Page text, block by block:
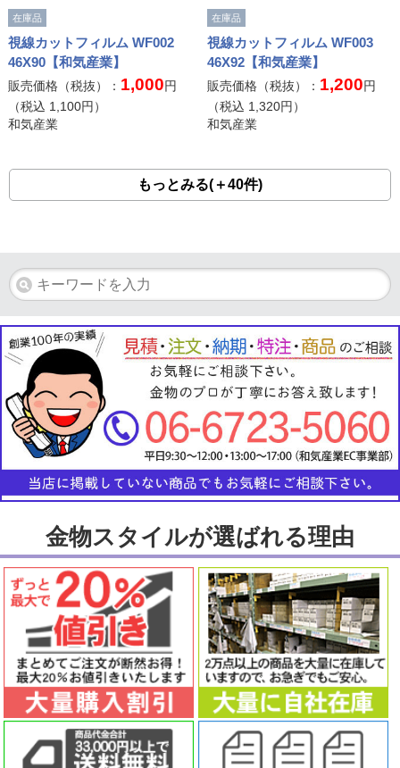
在庫品
視線カットフィルム WF002
46X90【和気産業】
販売価格（税抜）： 1,000円
（税込 1,100円）
和気産業
在庫品
視線カットフィルム WF003
46X92【和気産業】
販売価格（税抜）： 1,200円
（税込 1,320円）
和気産業
もっとみる(＋40件)
金物スタイルが選ばれる理由